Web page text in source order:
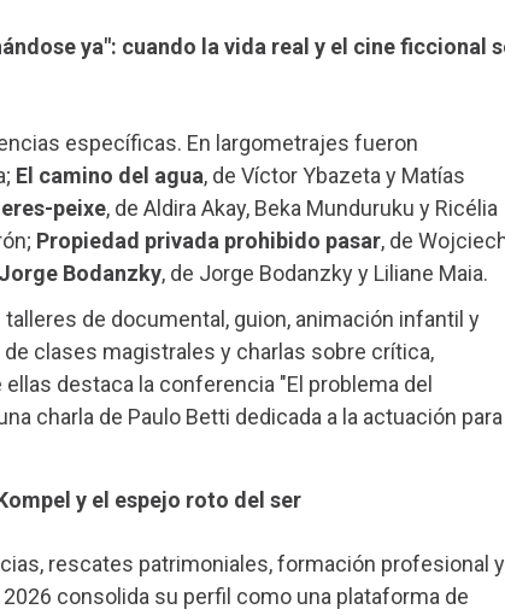
ya": cuando la vida real y el cine ficcional
específicas. En largometrajes fueron
El camino del agua, de Víctor Ybazeta y Matías
peixe, de Aldira Akay, Beka Munduruku y Ricélia
Propiedad privada prohibido pasar, de
Bodanzky, de Jorge Bodanzky y Liliane Maia.
de documental, guion, animación infantil y
clases magistrales y charlas sobre crítica,
destaca la conferencia "El problema del
charla de Paulo Betti dedicada a la actuación para
y el espejo roto del ser
rescates patrimoniales, formación profesional y
consolida su perfil como una plataforma de